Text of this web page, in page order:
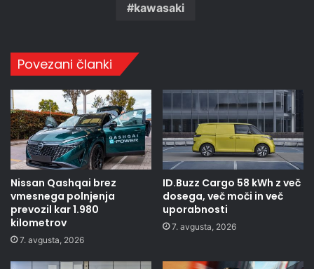
kawasaki
Povezani članki
Nissan Qashqai brez
vmesnega polnjenja
prevozil kar 1.980
kilometrov
7. avgusta, 2026
ID.Buzz Cargo 58 kWh z več
dosega, več moči in več
uporabnosti
7. avgusta, 2026